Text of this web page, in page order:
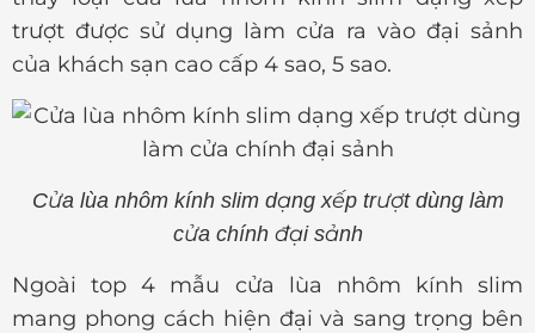
trượt được sử dụng làm cửa ra vào đại sảnh
của khách sạn cao cấp 4 sao, 5 sao.
Cửa lùa nhôm kính slim dạng xếp trượt dùng làm
cửa chính đại sảnh
Ngoài top 4 mẫu cửa lùa nhôm kính slim
mang phong cách hiện đại và sang trọng bên